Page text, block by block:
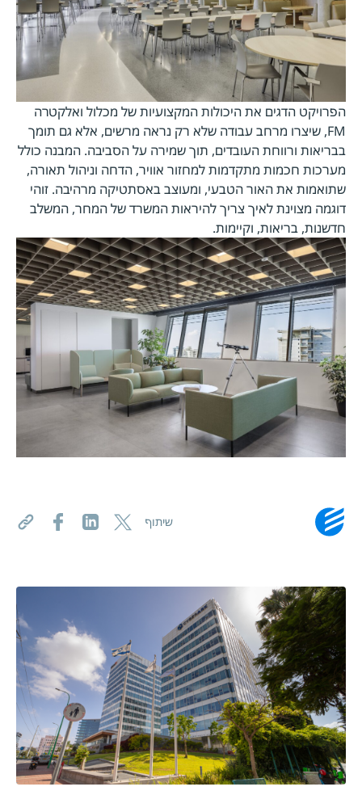
הפרויקט הדגים את היכולות המקצועיות של מכלול ואלקטרה
FM, שיצרו מרחב עבודה שלא רק נראה מרשים, אלא גם תומך
בבריאות ורווחת העובדים, תוך שמירה על הסביבה. המבנה כולל
מערכות חכמות מתקדמות למחזור אוויר, הדחה וניהול תאורה,
שתואמות את האור הטבעי, ומעוצב באסתטיקה מרהיבה. זוהי
דוגמה מצוינת לאיך צריך להיראות המשרד של המחר, המשלב
חדשנות, בריאות, וקיימות.
שיתוף